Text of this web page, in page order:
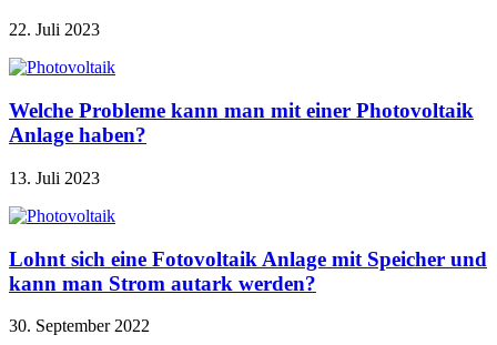
22. Juli 2023
Welche Probleme kann man mit einer Photovoltaik
Anlage haben?
13. Juli 2023
Lohnt sich eine Fotovoltaik Anlage mit Speicher und
kann man Strom autark werden?
30. September 2022